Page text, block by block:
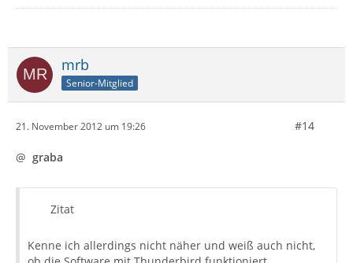
mrb
Senior-Mitglied
21. November 2012 um 19:26 #14
@ graba
Zitat
Kenne ich allerdings nicht näher und weiß auch nicht,